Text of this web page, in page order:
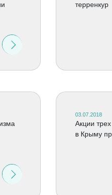
терренкур
03.07.2018
Акции
в Крыму